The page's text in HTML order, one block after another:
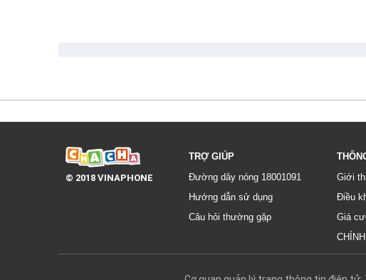
© 2018 VINAPHONE
TRỢ GIÚP
Đường dây nóng 18001091
Hướng dẫn sử dụng
Câu hỏi thường gặp
Giới
Điều
Giá